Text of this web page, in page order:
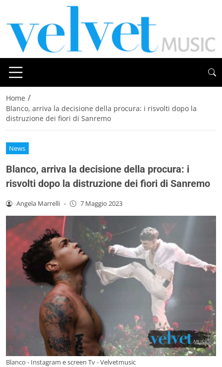
Home /
Blanco, arriva la decisione della procura: i risvolti dopo la
distruzione dei fiori di Sanremo
News
Blanco, arriva la decisione della procura: i
risvolti dopo la distruzione dei fiori di Sanremo
Angela Marrelli - 7 Maggio 2023
Blanco - Instagram e screen Tv - Velvetmusic